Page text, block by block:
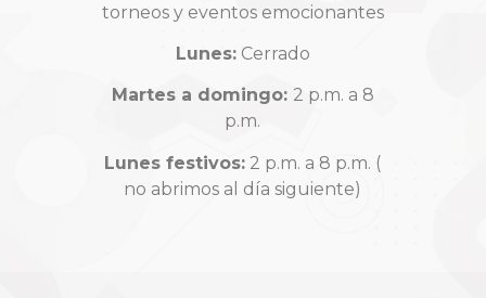
torneos y eventos emocionantes
Lunes:Cerrado
Martes a domingo: 2 p.m. a 8
p.m.
Lunes festivos: 2 p.m. a 8 p.m. (
no abrimos al día siguiente)